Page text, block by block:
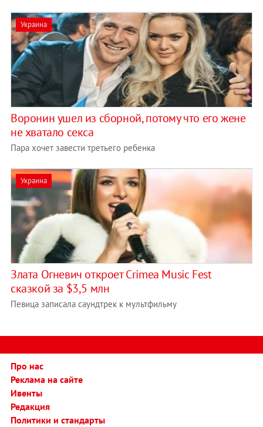
Украина
Воронин ушел из сборной, потому что его жене
не хватало секса
Пара хочет завести третьего ребенка
Украина
Злата Огневич откроет Crimea Music Fest
сказкой за $3,5 млн
Певица записала саундтрек к мультфильму
Про нас
Реклама на сайте
Ивенты
Редакция
Политики и стандарты